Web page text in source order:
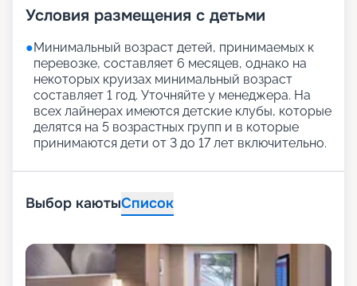
Условия размещения с детьми
●Минимальный возраст детей, принимаемых к
перевозке, составляет 6 месяцев, однако на
некоторых круизах минимальный возраст
составляет 1 год. Уточняйте у менеджера. На
всех лайнерах имеются детские клубы, которые
делятся на 5 возрастных групп и в которые
принимаются дети от 3 до 17 лет включительно.
Выбор каютыСписок